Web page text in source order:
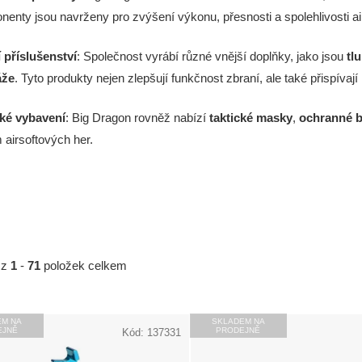
jsou navrženy pro zvýšení výkonu, přesnosti a spolehlivosti
příslušenství: Společnost vyrábí různé vnější doplňky, jako jsou
. Tyto produkty nejen zlepšují funkčnost zbraní, ale také
vybavení: Big Dragon rovněž nabízí taktické masky, ochranné
airsoftových her.
1 - 71 položek celkem
NA
Kód: 137331
SKLADEM NA
PRODEJNĚ